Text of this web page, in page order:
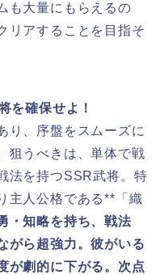
も大量にもらえるの
リアすることを目指そ
を確保せよ！
り、序盤をスムーズに
狙うべきは、単体で戦
法を持つSSR武将。特
主人公格である**「織
・知略を持ち、戦法
がら超強力。彼がいる
が劇的に下がる。次点